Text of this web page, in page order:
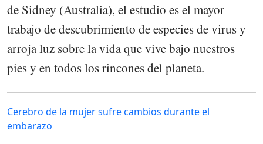
de Sidney (Australia), el estudio es el mayor
trabajo de descubrimiento de especies de virus y
arroja luz sobre la vida que vive bajo nuestros
pies y en todos los rincones del planeta.
Cerebro de la mujer sufre cambios durante el
embarazo